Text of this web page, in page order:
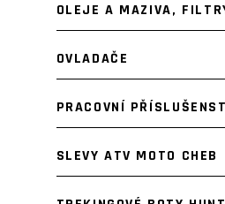
OLEJE A MAZIVA,
OVLADAČE
PRACOVNÍ
SLEVY ATV MOTO CHEB